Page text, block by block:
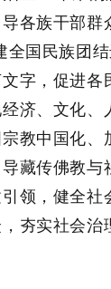
各族干部群
全国民族团
字，促进各
济、文化、
教中国化、
藏传佛教与
领，健全社
夯实社会治